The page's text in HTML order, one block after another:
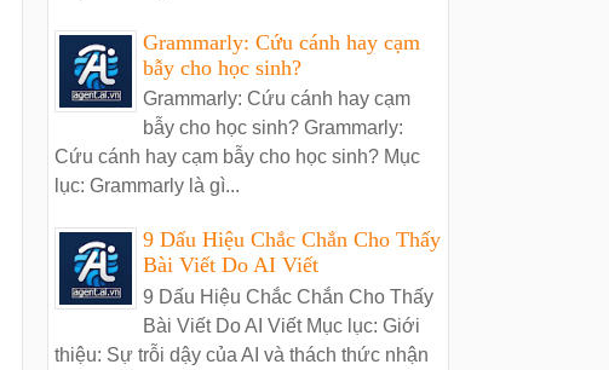
Grammarly: Cứu cánh hay cạm
bẫy cho học sinh?
Grammarly: Cứu cánh hay cạm
bẫy cho học sinh? Grammarly:
Cứu cánh hay cạm bẫy cho học sinh? Mục
lục: Grammarly là gì...
9 Dấu Hiệu Chắc Chắn Cho Thấy
Bài Viết Do AI Viết
9 Dấu Hiệu Chắc Chắn Cho Thấy
Bài Viết Do AI Viết Mục lục: Giới
thiệu: Sự trỗi dậy của AI và thách thức nhận